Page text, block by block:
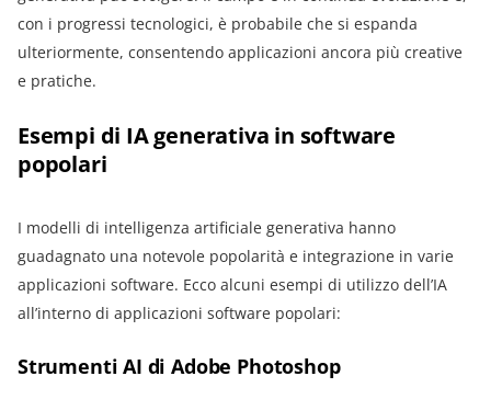
con i progressi tecnologici, è probabile che si espanda
ulteriormente, consentendo applicazioni ancora più creative
e pratiche.
Esempi di IA generativa in software
popolari
I modelli di intelligenza artificiale generativa hanno
guadagnato una notevole popolarità e integrazione in varie
applicazioni software. Ecco alcuni esempi di utilizzo dell’IA
all’interno di applicazioni software popolari:
Strumenti AI di Adobe Photoshop